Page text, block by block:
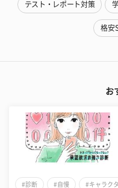
テスト・レポート対策
格安
お
#診断 #自慢 #キャラク